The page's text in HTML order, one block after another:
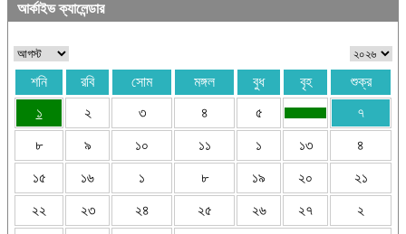
আর্কাইভ ক্যালেন্ডার
শনি রবি সোম মঙ্গল বুধ বৃহ
শুক্র
১
২ ৩ ৪ ৫ ৭
৮ ৯ ১০ ১১ ১ ১৩ ৪
১৫ ১৬ ১ ৮ ১৯ ২০ ২১
২২ ২৩ ২৪ ২৫ ২৬ ২৭ ২